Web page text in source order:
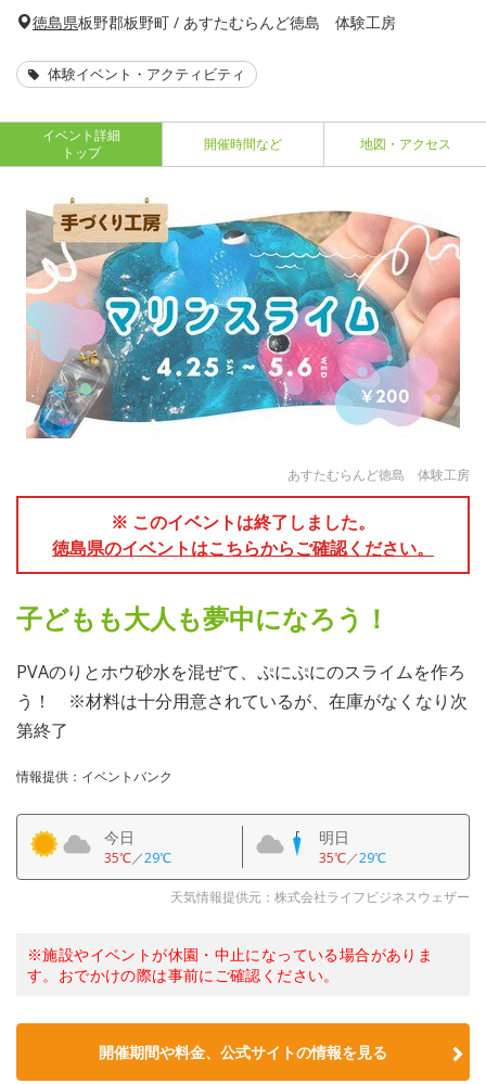
徳島県板野郡板野町 / あすたむらんど徳島 体験工房
体験イベント・アクティビティ
イベント詳細
トップ
開催時間など 地図・アクセス
あすたむらんど徳島 体験工房
※ このイベントは終了しました。
徳島県のイベントはこちらからご確認ください。
子どもも大人も夢中になろう！
PVAのりとホウ砂水を混ぜて、ぷにぷにのスライムを作ろ
う！ ※材料は十分用意されているが、在庫がなくなり次
第終了
情報提供：イベントバンク
今日
35℃／29℃
明日
35℃／29℃
天気情報提供元：株式会社ライフビジネスウェザー
※施設やイベントが休園・中止になっている場合がありま
す。おでかけの際は事前にご確認ください。
開催期間や料金、公式サイトの情報を見る